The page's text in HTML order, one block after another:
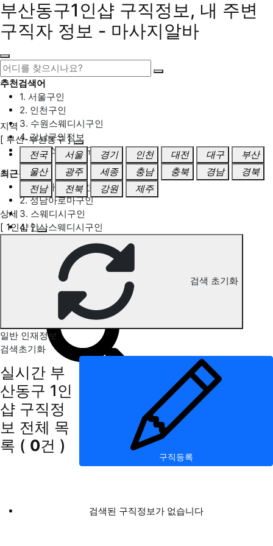
부산동구1인샵 구직정보, 내 주변
구직자 정보 - 마사지알바
추천검색어
1. 서울구인
2. 인천구인
3. 수원스웨디시구인
4. 강남구인정보
5. 동탄스웨디시구인
최근검색어
1. 일산마사지구인
2. 성남아로마구인
3. 스웨디시구인
4. 안산스웨디시구인
부산동구 1인샵 구직정보
지역
[ 부산-부산동구 ]
전국
서울 경기 인천 대전 대구
부산
울산
광주 세종 충남 충북 경남
경북
전남
전북 강원 제주
상세
[ 1인샵 ]
검색 초기화
일반 인재정보
검색초기화
실시간 부
산동구 1인
샵 구직정
보 전체 목
록 ( 0건 )
구직등록
검색된 구직정보가 없습니다